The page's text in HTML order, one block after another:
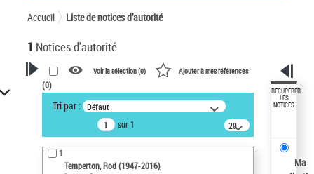
Accueil Liste de notices d’autorité
1 Notices d'autorité
VOTRE RECHERCHE
Recherche avancée dans les
notices d’autorité
Œuvres liées à l'auteur :
Temperton, Rod (1947-2016)
Voir la sélection (0) Ajouter à mes références
(0)
Tri par : Défaut
sur 1
20
résultats/page
1
Temperton, Rod (1947-2016)
RÉCUPÉRER
LES
NOTICES
Ma